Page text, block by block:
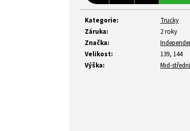
Kategorie:
Trucky
Záruka:
2 roky
Značka:
Velikost:
139, 144
Výška: Mid-střední